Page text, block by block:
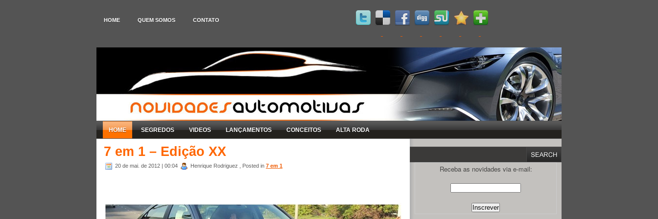
HOME QUEM SOMOS CONTATO
HOME SEGREDOS VIDEOS LANÇAMENTOS CONCEITOS ALTA RODA
7 em 1 – Edição XX
20 de mai. de 2012 | 00:04 Henrique Rodriguez , Posted in 7 em 1 Receba as novidades via e-mail: